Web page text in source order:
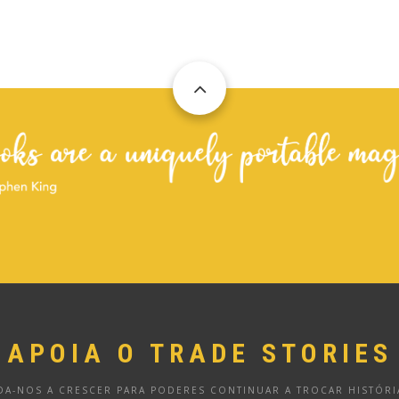
APOIA O TRADE STORIES
NOS A CRESCER PARA PODERES CONTINUAR A TROCAR